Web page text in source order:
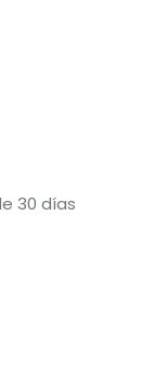
30 días